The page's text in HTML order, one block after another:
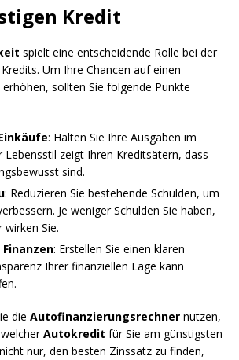
Kredit
spielt eine entscheidende Rolle bei der
Um Ihre Chancen auf einen
sollten Sie folgende Punkte
: Halten Sie Ihre Ausgaben im
Lebensstil zeigt Ihren Kreditsätern, dass
sind.
: Reduzieren Sie bestehende Schulden, um
Je weniger Schulden Sie haben,
Sie.
: Erstellen Sie einen klaren
Ihrer finanziellen Lage kann
die Autofinanzierungsrechner nutzen,
Autokredit für Sie am günstigsten
nur, den besten Zinssatz zu finden,